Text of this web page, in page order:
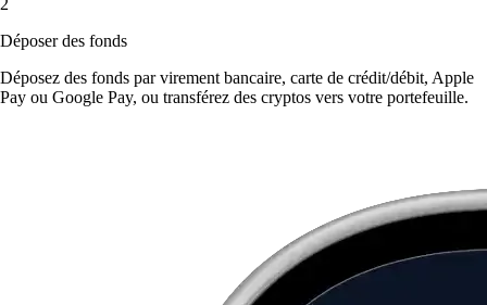
2
Déposer des fonds
Déposez des fonds par virement bancaire, carte de crédit/débit, Apple
Pay ou Google Pay, ou transférez des cryptos vers votre portefeuille.